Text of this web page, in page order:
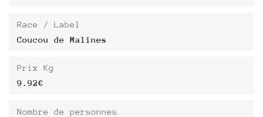
Race / Label
Coucou de Malines
Prix Kg
9.92€
Nombre de personnes